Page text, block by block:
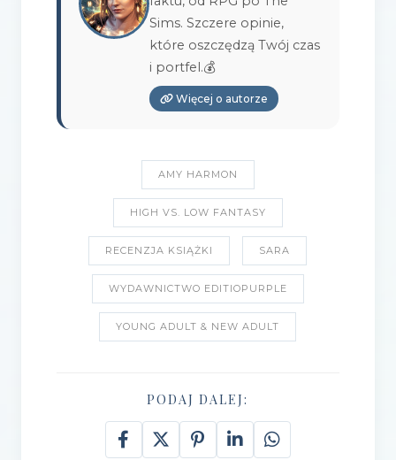
Sims. Szczere opinie,
które oszczędzą Twój czas
i portfel.💰
Więcej o autorze
AMY HARMON
HIGH VS. LOW FANTASY
RECENZJA KSIĄŻKI SARA
WYDAWNICTWO EDITIOPURPLE
YOUNG ADULT & NEW ADULT
PODAJ DALEJ: